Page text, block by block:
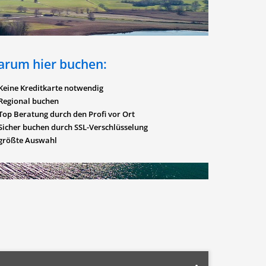
hier buchen:
Kreditkarte notwendig
buchen
Beratung durch den Profi vor Ort
buchen durch SSL-Verschlüsselung
Auswahl